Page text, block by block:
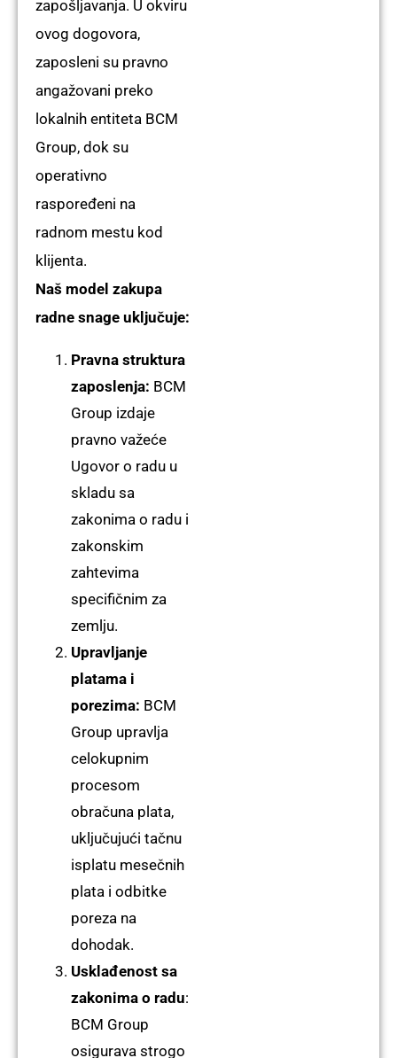
zapošljavanja. U okviru
ovog dogovora,
zaposleni su pravno
angažovani preko
lokalnih entiteta BCM
Group, dok su
operativno
raspoređeni na
radnom mestu kod
klijenta.
Naš model zakupa
radne snage uključuje:
Pravna struktura
zaposlenja: BCM
Group izdaje
pravno važeće
Ugovor o radu u
skladu sa
zakonima o radu i
zakonskim
zahtevima
specifičnim za
zemlju.
Upravljanje
platama i
porezima: BCM
Group upravlja
celokupnim
procesom
obračuna plata,
uključujući tačnu
isplatu mesečnih
plata i odbitke
poreza na
dohodak.
Usklađenost sa
zakonima o radu:
BCM Group
osigurava strogo